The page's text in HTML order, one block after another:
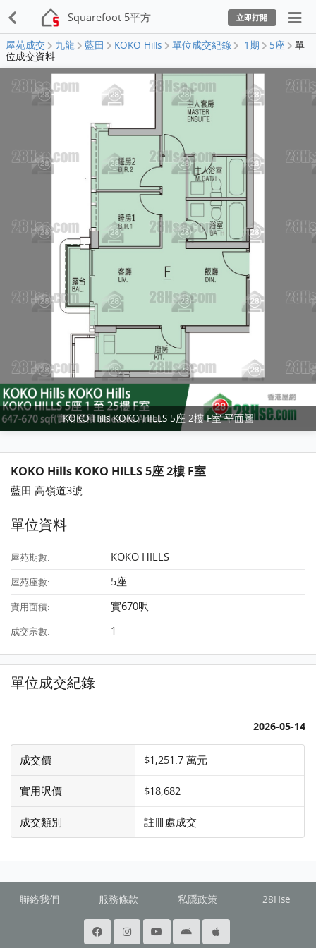
Squarefoot 5平方 立即打開
屋苑成交 九龍 藍田 KOKO Hills 單位成交紀錄 1期 5座
單
位成交資料
KOKO Hills KOKO HILLS 5座 2樓 F室 平面圖
KOKO Hills KOKO HILLS 5座 2樓 F室
藍田 高嶺道3號
單位資料
屋苑期數: KOKO HILLS
屋苑座數: 5座
實用面積: 實670呎
成交宗數: 1
單位成交紀錄
2026-05-14
成交價 $1,251.7 萬元
實用呎價 $18,682
成交類別 註冊處成交
聯絡我們 服務條款 私隱政策 28Hse